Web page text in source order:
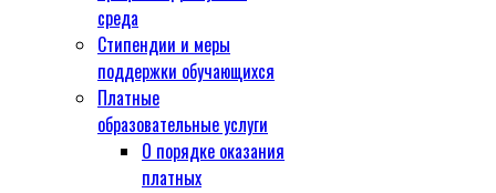
среда
Стипендии и меры
поддержки обучающихся
Платные
образовательные услуги
О порядке оказания
платных